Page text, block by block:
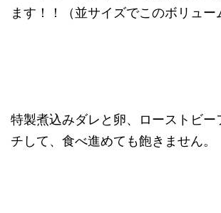
ます！！（並サイズでこのボリュー
特製煮込みダレと卵、ローストビー
チして、食べ進めても飽きません。